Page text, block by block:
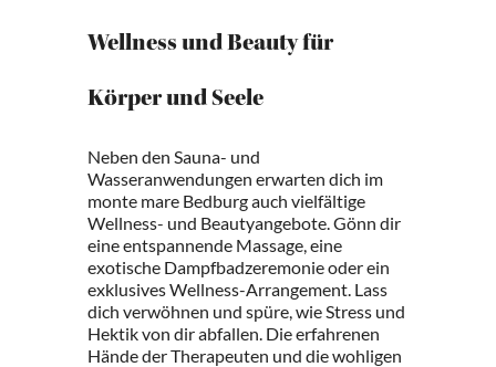
Wellness und Beauty für
Körper und Seele
Neben den Sauna- und
Wasseranwendungen erwarten dich im
monte mare Bedburg auch vielfältige
Wellness- und Beautyangebote. Gönn dir
eine entspannende Massage, eine
exotische Dampfbadzeremonie oder ein
exklusives Wellness-Arrangement. Lass
dich verwöhnen und spüre, wie Stress und
Hektik von dir abfallen. Die erfahrenen
Hände der Therapeuten und die wohligen